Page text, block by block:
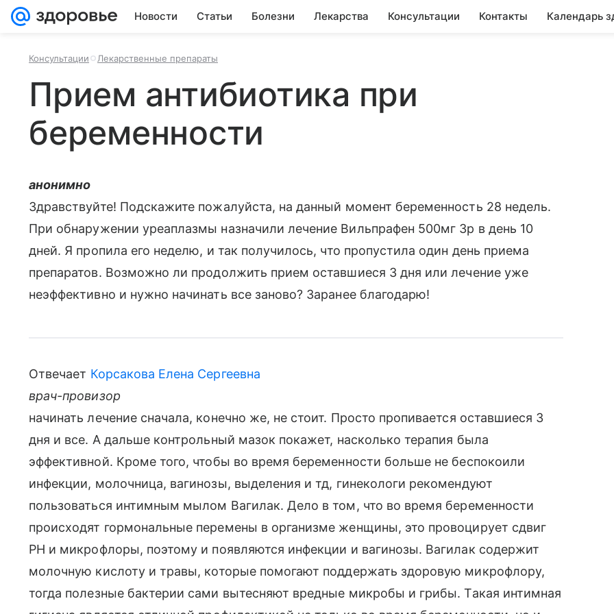
Новости Статьи Болезни Лекарства Консультации Контакты Календарь
Консультации Лекарственные препараты
Прием антибиотика при
беременности
анонимно
Здравствуйте! Подскажите пожалуйста, на данный момент беременность 28 недель.
При обнаружении уреаплазмы назначили лечение Вильпрафен 500мг 3р в день 10
дней. Я пропила его неделю, и так получилось, что пропустила один день приема
препаратов. Возможно ли продолжить прием оставшиеся 3 дня или лечение уже
неэффективно и нужно начинать все заново? Заранее благодарю!
Отвечает Корсакова Елена Сергеевна
врач-провизор
начинать лечение сначала, конечно же, не стоит. Просто пропивается оставшиеся 3
дня и все. А дальше контрольный мазок покажет, насколько терапия была
эффективной. Кроме того, чтобы во время беременности больше не беспокоили
инфекции, молочница, вагинозы, выделения и тд, гинекологи рекомендуют
пользоваться интимным мылом Вагилак. Дело в том, что во время беременности
происходят гормональные перемены в организме женщины, это провоцирует сдвиг
РН и микрофлоры, поэтому и появляются инфекции и вагинозы. Вагилак содержит
молочную кислоту и травы, которые помогают поддержать здоровую микрофлору,
тогда полезные бактерии сами вытесняют вредные микробы и грибы. Такая интимная